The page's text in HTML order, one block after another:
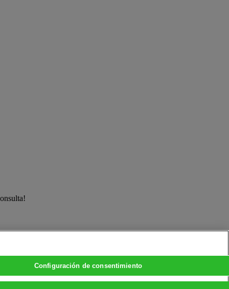
Configuración de consentimiento